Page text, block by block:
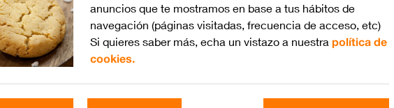
anuncios que te mostramos en base a tus hábitos de
navegación (páginas visitadas, frecuencia de acceso, etc)
Si quieres saber más, echa un vistazo a nuestra política de
cookies.